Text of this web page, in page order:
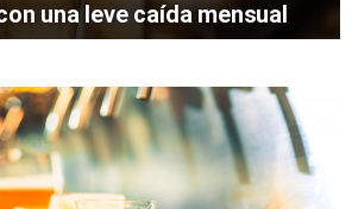
una leve caída mensual